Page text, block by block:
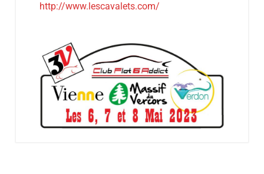
http://www.lescavalets.com/